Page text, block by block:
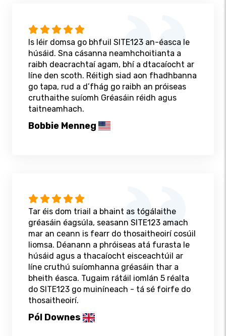
Is léir domsa go bhfuil SITE123 an-éasca le
húsáid. Sna cásanna neamhchoitianta a
raibh deacrachtaí agam, bhí a dtacaíocht ar
líne den scoth. Réitigh siad aon fhadhbanna
go tapa, rud a d’fhág go raibh an próiseas
cruthaithe suíomh Gréasáin réidh agus
taitneamhach.
Bobbie Menneg
Tar éis dom triail a bhaint as tógálaithe
gréasáin éagsúla, seasann SITE123 amach
mar an ceann is fearr do thosaitheoirí cosúil
liomsa. Déanann a phróiseas atá furasta le
húsáid agus a thacaíocht eisceachtúil ar
líne cruthú suíomhanna gréasáin thar a
bheith éasca. Tugaim rátáil iomlán 5 réalta
do SITE123 go muiníneach - tá sé foirfe do
thosaitheoirí.
Pól Downes